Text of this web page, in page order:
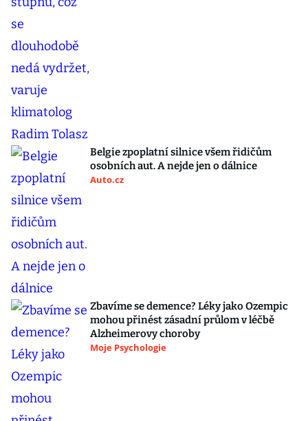
Belgie zpoplatní silnice všem řidičům
osobních aut. A nejde jen o dálnice
Auto.cz
Zbavíme se demence? Léky jako Ozempic
mohou přinést zásadní průlom v léčbě
Alzheimerovy choroby
Moje Psychologie